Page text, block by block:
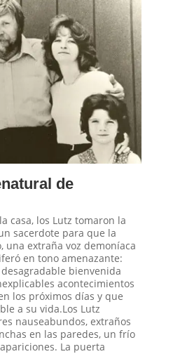
de
casa, los Lutz tomaron la
sacerdote para que la
una extraña voz demoníaca
en tono amenazante:
desagradable bienvenida
acontecimientos
los próximos días y que
a su vida.Los Lutz
nauseabundos, extraños
en las paredes, un frío
La puerta